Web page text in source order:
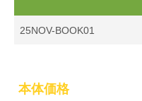
25NOV-BOOK01
本体価格